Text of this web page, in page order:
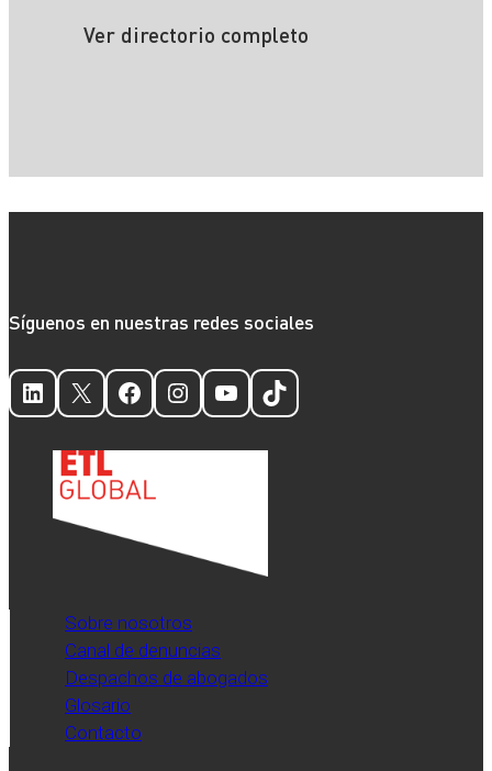
Ver directorio completo
Síguenos en nuestras redes sociales
LinkedIn
X Facebook
Instagram
YouTube
TikTok
Sobre nosotros
Canal de denuncias
Despachos de abogados
Glosario
Contacto